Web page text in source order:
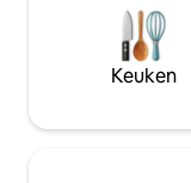
een eenvoudigere tijd. Kom de
van Kit 's Cabin
charme modern
Keuken